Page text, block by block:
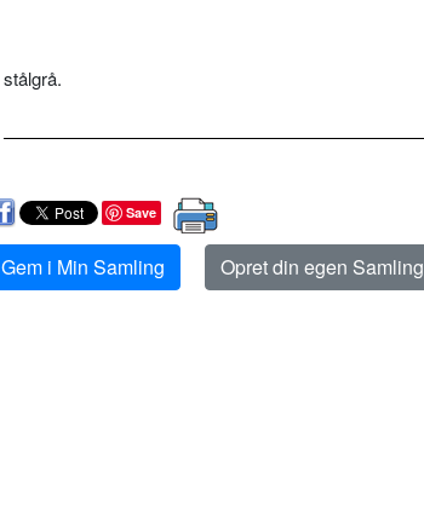
stålgrå.
Save
Gem i Min Samling Opret din egen Samling